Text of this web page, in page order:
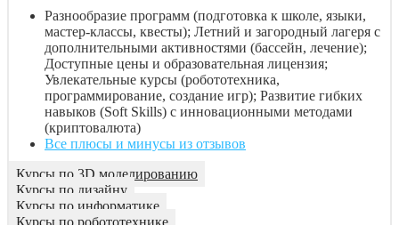
Разнообразие программ (подготовка к школе, языки,
мастер-классы, квесты); Летний и загородный лагеря с
дополнительными активностями (бассейн, лечение);
Доступные цены и образовательная лицензия;
Увлекательные курсы (робототехника,
программирование, создание игр); Развитие гибких
навыков (Soft Skills) с инновационными методами
(криптовалюта)
Все плюсы и минусы из отзывов
Курсы по 3D моделированию
Курсы по дизайну
Курсы по информатике
Курсы по робототехнике